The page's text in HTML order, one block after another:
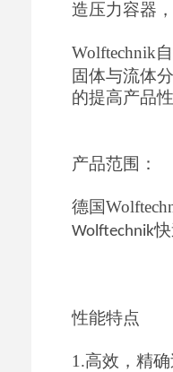
造压力容器
Wolftechnik自
固体与流体
的提高产品
产品范围：
德国
Wolftechnik
性能特点
1.高效，精